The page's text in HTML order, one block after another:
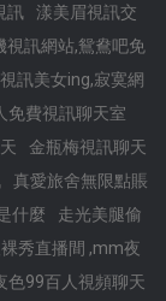
訊
漾美眉視訊交
視訊網站,鴛鴦吧免
訊美女ing,寂寞網
免費視訊聊天室
金瓶梅視訊聊天
真愛旅舍無限點賬
什麼
走光美腿偷
秀直播間 ,mm夜
色99百人視頻聊天